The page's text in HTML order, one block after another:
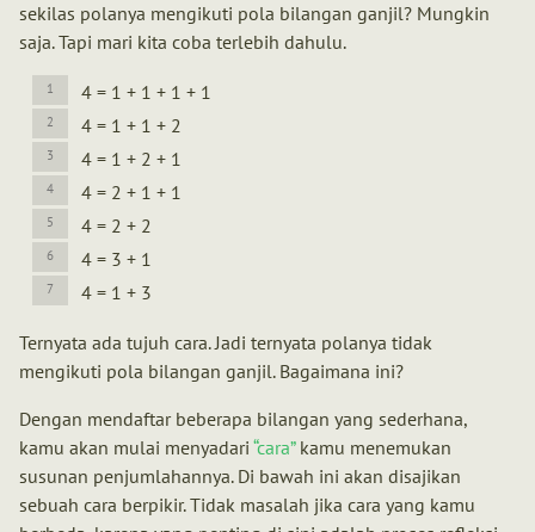
sekilas polanya mengikuti pola bilangan ganjil? Mungkin
saja. Tapi mari kita coba terlebih dahulu.
4 = 1 + 1 + 1 + 1
4 = 1 + 1 + 2
4 = 1 + 2 + 1
4 = 2 + 1 + 1
4 = 2 + 2
4 = 3 + 1
4 = 1 + 3
Ternyata ada tujuh cara. Jadi ternyata polanya tidak
mengikuti pola bilangan ganjil. Bagaimana ini?
Dengan mendaftar beberapa bilangan yang sederhana,
kamu akan mulai menyadari cara kamu menemukan
susunan penjumlahannya. Di bawah ini akan disajikan
sebuah cara berpikir. Tidak masalah jika cara yang kamu